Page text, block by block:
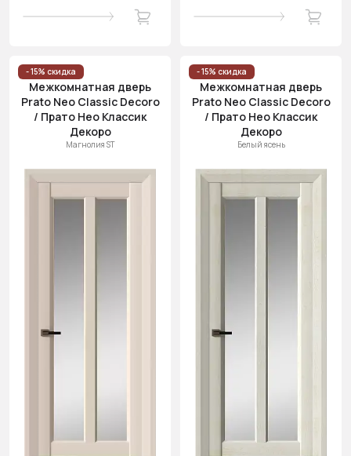
- 15% скидка
Межкомнатная дверь
Prato Neo Classic Decoro
/ Прато Нео Классик
Декоро
Магнолия ST
- 15% скидка
Межкомнатная дверь
Prato Neo Classic Decoro
/ Прато Нео Классик
Декоро
Белый ясень